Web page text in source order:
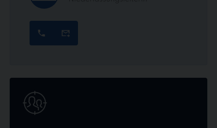
online
bewerben